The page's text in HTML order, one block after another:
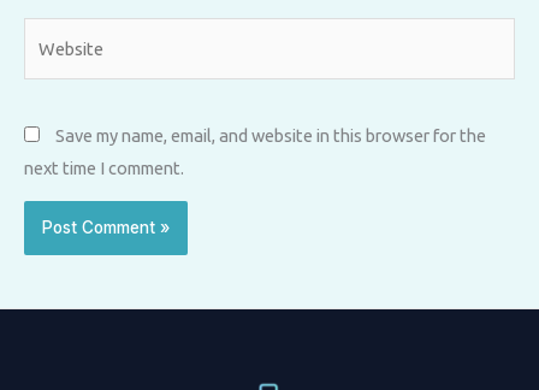
Save my name, email, and website in this browser for the
next time I comment.